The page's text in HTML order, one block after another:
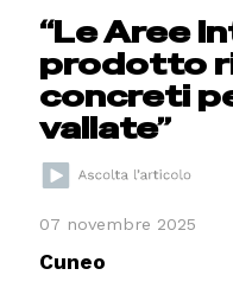
“Le Aree
prodotto
concreti
vallate”
07 novembre 2025
Cuneo